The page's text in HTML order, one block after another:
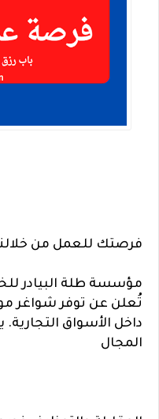
فرصتك للعمل من
مؤسسة طلة البيادر
تُعلن عن توفر شواغر
داخل الأسواق
المجال